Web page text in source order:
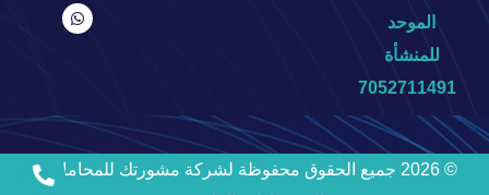
الموحد
للمنشأة
7052711491
© 2026 جميع الحقوق محفوظة ل
شركة مشورتك للمحاماة